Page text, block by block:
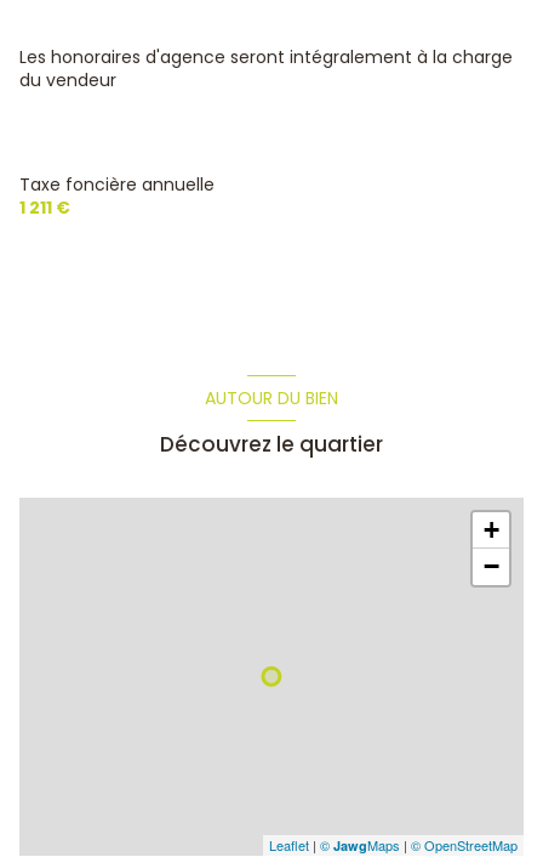
Les honoraires d'agence seront intégralement à la charge
du vendeur
Taxe foncière annuelle
1 211 €
AUTOUR DU BIEN
Découvrez le quartier
+
−
Leaflet | © JawgMaps | © OpenStreetMap